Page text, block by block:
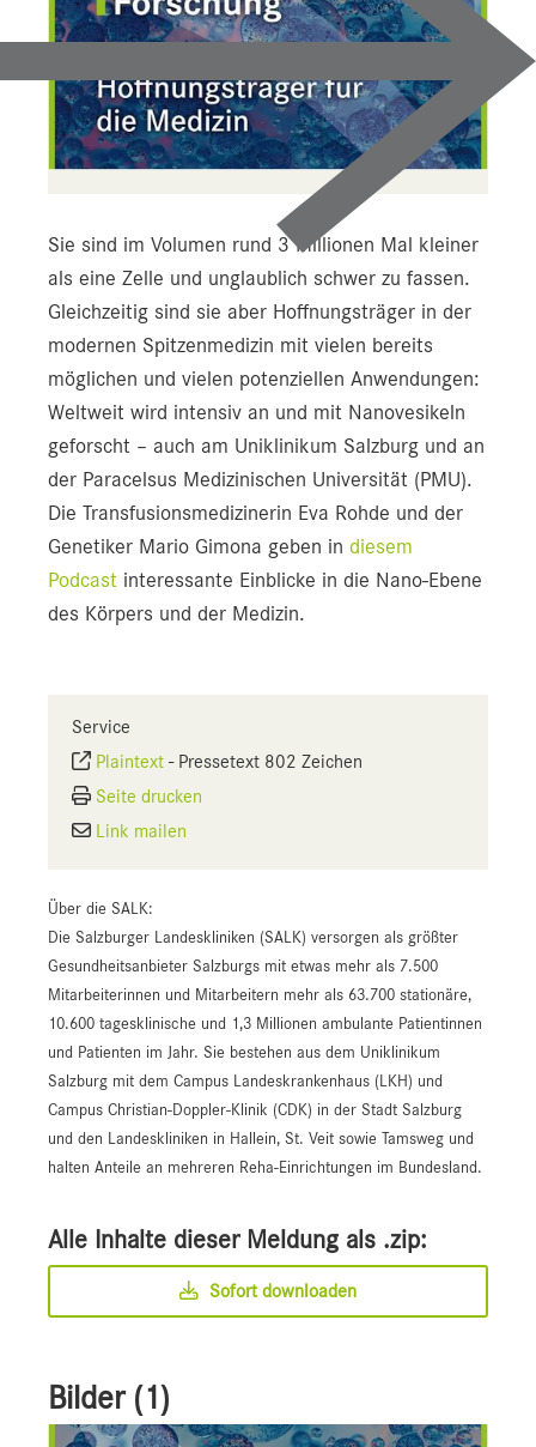
Sie sind im Volumen rund 3 Millionen Mal kleiner
als eine Zelle und unglaublich schwer zu fassen.
Gleichzeitig sind sie aber Hoffnungsträger in der
modernen Spitzenmedizin mit vielen bereits
möglichen und vielen potenziellen Anwendungen:
Weltweit wird intensiv an und mit Nanovesikeln
geforscht – auch am Uniklinikum Salzburg und an
der Paracelsus Medizinischen Universität (PMU).
Die Transfusionsmedizinerin Eva Rohde und der
Genetiker Mario Gimona geben in diesem
Podcast interessante Einblicke in die Nano-Ebene
des Körpers und der Medizin.
Service
Plaintext - Pressetext 802 Zeichen
Seite drucken
Link mailen
Über die SALK:
Die Salzburger Landeskliniken (SALK) versorgen als größter
Gesundheitsanbieter Salzburgs mit etwas mehr als 7.500
Mitarbeiterinnen und Mitarbeitern mehr als 63.700 stationäre,
10.600 tagesklinische und 1,3 Millionen ambulante Patientinnen
und Patienten im Jahr. Sie bestehen aus dem Uniklinikum
Salzburg mit dem Campus Landeskrankenhaus (LKH) und
Campus Christian-Doppler-Klinik (CDK) in der Stadt Salzburg
und den Landeskliniken in Hallein, St. Veit sowie Tamsweg und
halten Anteile an mehreren Reha-Einrichtungen im Bundesland.
Alle Inhalte dieser Meldung als .zip:
Sofort downloaden
Bilder (1)